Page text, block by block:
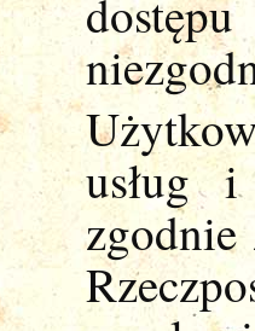
usług
zgodnie